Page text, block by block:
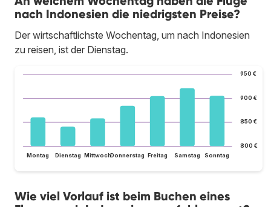
nach Indonesien die niedrigsten Preise?
Der wirtschaftlichste Wochentag, um nach Indonesien
zu reisen, ist der Dienstag.
800 €
850 €
900 €
950 €
Montag Dienstag MittwochDonnerstag Freitag Samstag Sonntag
Wie viel Vorlauf ist beim Buchen eines